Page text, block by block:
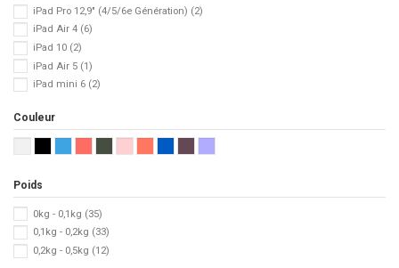
iPad Pro 12,9" (4/5/6e Génération) (2)
iPad Air 4 (6)
iPad 10 (2)
iPad Air 5 (1)
iPad mini 6 (2)
Couleur
Poids
0kg - 0,1kg (35)
0,1kg - 0,2kg (33)
0,2kg - 0,5kg (12)